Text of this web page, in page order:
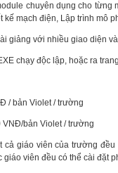
chuyên dụng cho từng
kế mạch điện, Lập trình mô
giảng với nhiều giao diện
chạy độc lập, hoặc ra
/ bản Violet / trường
VNĐ/bản Violet / trường
cả giáo viên của trường
viên đều có thể cài đặt